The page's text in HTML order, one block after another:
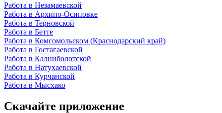
Работа в Незамаевской
Работа в Архипо-Осиповке
Работа в Терновской
Работа в Бетте
Работа в Комсомольском (Краснодарский край)
Работа в Гостагаевской
Работа в Калниболотской
Работа в Натухаевской
Работа в Курчанской
Работа в Мысхако
Скачайте приложение